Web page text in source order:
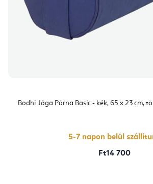
Bodhi Jóga Párna Basic - kék, 65 x 23 cm,
5-7 napon belül
Ft14 700